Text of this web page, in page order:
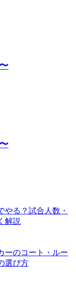
やる？試合人数・
解説
ーのコート・ルー
選び方